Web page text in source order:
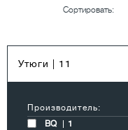
Сортировать:
Утюги | 11
Производитель:
BQ
1